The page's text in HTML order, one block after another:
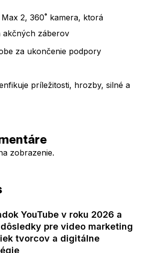
2, 360˚ kamera, ktorá
akčných záberov
za ukončenie podpory
príležitosti, hrozby, silné a
zobrazenie.
YouTube v roku 2026 a
pre video marketing
tvorcov a digitálne